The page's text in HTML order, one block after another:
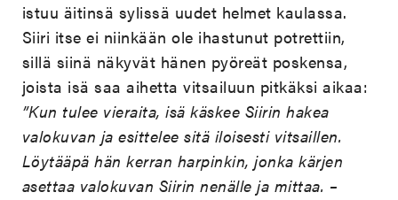
istuu äitinsä sylissä uudet helmet kaulassa.
Siiri itse ei niinkään ole ihastunut potrettiin,
sillä siinä näkyvät hänen pyöreät poskensa,
joista isä saa aihetta vitsailuun pitkäksi aikaa:
”Kun tulee vieraita, isä käskee Siirin hakea
valokuvan ja esittelee sitä iloisesti vitsaillen.
Löytääpä hän kerran harpinkin, jonka kärjen
asettaa valokuvan Siirin nenälle ja mittaa. –